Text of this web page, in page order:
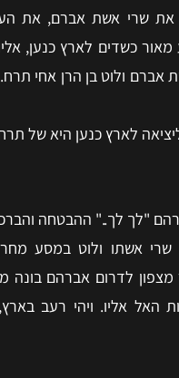
את שרי אשת אברם, את
כשדים לארץ כנען,
אברם ולוט בן הרן אחי תרח.
לארץ כנען היא של
"לך לך.." ההבטחה
אשתו ולוט במסע
לדרום אברהם בונה
האל אליו. ויהי רעב